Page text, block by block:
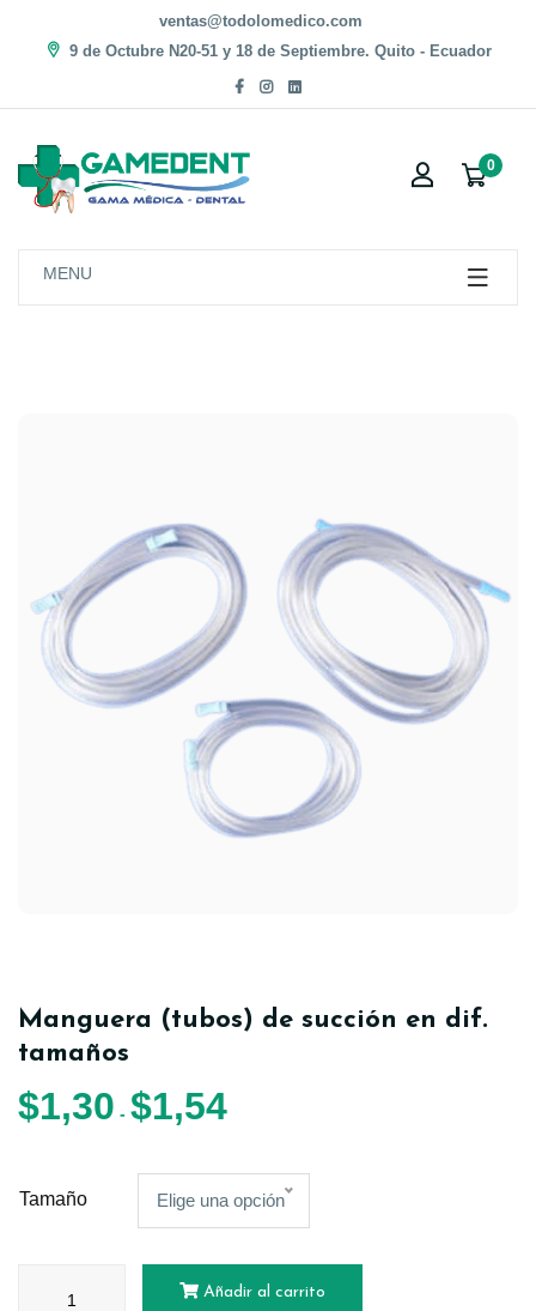
ventas@todolomedico.com
9 de Octubre N20-51 y 18 de Septiembre. Quito - Ecuador
0
MENU
Manguera (tubos) de succión en dif.
tamaños
$1,30 - $1,54
Tamaño Elige una opción
Añadir al carrito